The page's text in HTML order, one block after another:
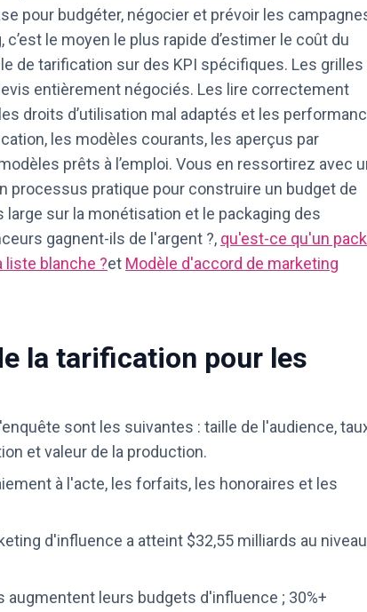
pour budgéter, négocier et prévoir les
le moyen le plus rapide d’estimer le coût du
de tarification sur des KPI spécifiques. Les grilles
entièrement négociés. Les lire correctement
droits d’utilisation mal adaptés et les
les modèles courants, les aperçus par
prêts à l’emploi. Vous en ressortirez avec
pratique pour construire un budget de
sur la monétisation et le packaging des
gagnent-ils de l'argent ?, qu'est-ce qu'un pack
liste blanche ?et Modèle d'accord de marketing
la tarification pour les
sont les suivantes : taille de l'audience,
et valeur de la production.
à l'acte, les forfaits, les honoraires et les
d'influence a atteint $32,55 milliards au niveau
augmentent leurs budgets d'influence ; 30%+